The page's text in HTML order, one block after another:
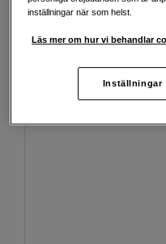
Personlig service
Passande tillbehör
inställningar när som helst.
Läs mer om hur vi behandlar
Inställningar